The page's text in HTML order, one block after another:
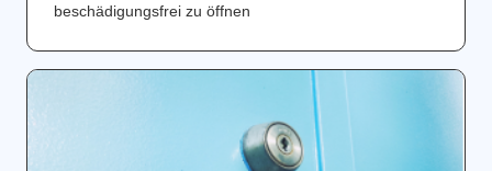
beschädigungsfrei zu öffnen